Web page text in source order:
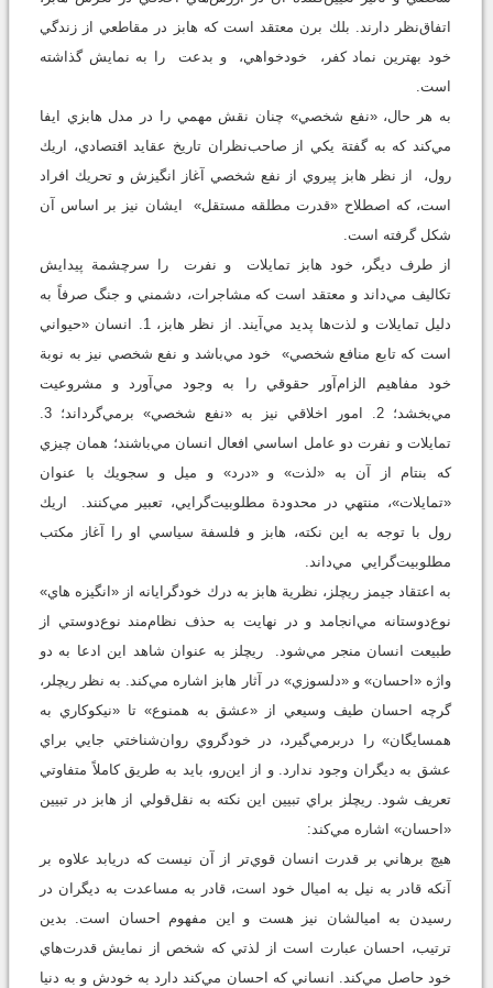
اتفاق‌نظر دارند. بلك برن معتقد است كه هابز در مقاطعي از زندگي
خود بهترين نماد كفر، خودخواهي، و بدعت را به نمايش گذاشته
است.
به هر حال، «نفع شخصي» چنان نقش مهمي را در مدل هابزي ايفا
مي‌كند كه به گفتة يكي از صاحب‌نظران تاريخ عقايد اقتصادي، اريك
رول، از نظر هابز پيروي از نفع شخصي آغاز انگيزش و تحريك افراد
است، كه اصطلاح «قدرت مطلقه مستقل» ايشان نيز بر اساس آن
شكل گرفته است.
از طرف ديگر، خود هابز تمايلات و نفرت را سرچشمة پيدايش
تكاليف مي‌داند و معتقد است كه مشاجرات، دشمني و جنگ صرفاً به
دليل تمايلات و لذت‌ها پديد مي‌آيند. از نظر هابز، 1. انسان «حيواني
است كه تابع منافع شخصي» خود مي‌باشد و نفع شخصي نيز به نوبة
خود مفاهيم الزام‌آور حقوقي را به وجود مي‌آورد و مشروعيت
تمايلات و نفرت دو عامل اساسي افعال انسان مي‌باشند؛ همان چيزي
كه بنتام از آن به «لذت» و «درد» و ميل و سجويك با عنوان
«تمايلات»، منتهي در محدودة مطلوبيت‌گرايي، تعبير مي‌كنند. اريك
رول با توجه به اين نكته، هابز و فلسفة سياسي او را آغاز مكتب
مطلوبيت‌گرايي مي‌داند.
به اعتقاد جيمز ريچلز، نظرية هابز به درك خودگرايانه از «انگيزه هاي»
نوع‌دوستانه مي‌انجامد و در نهايت به حذف نظام‌مند نوع‌دوستي از
طبيعت انسان منجر مي‌شود. ريچلز به عنوان شاهد اين ادعا به دو
واژه «احسان» و «دلسوزي» در آثار هابز اشاره مي‌كند. به نظر ريچلر،
گرچه احسان طيف وسيعي از «عشق به همنوع» تا «نيكوكاري به
همسايگان» را دربرمي‌گيرد، در خودگروي روان‌شناختي جايي براي
عشق به ديگران وجود ندارد. و از اين‌رو، بايد به طريق كاملاً متفاوتي
تعريف شود. ريچلز براي تبيين اين نكته به نقل‌قولي از هابز در تبيين
«احسان» اشاره مي‌كند:
هيچ برهاني بر قدرت انسان قوي‌تر از آن نيست كه دريابد علاوه بر
آنكه قادر به نيل به اميال خود است، قادر به مساعدت به ديگران در
رسيدن به اميالشان نيز هست و اين مفهوم احسان است. بدين
ترتيب، احسان عبارت است از لذتي كه شخص از نمايش قدرت‌هاي
خود حاصل مي‌كند. انساني كه احسان مي‌كند دارد به خودش و به دنيا